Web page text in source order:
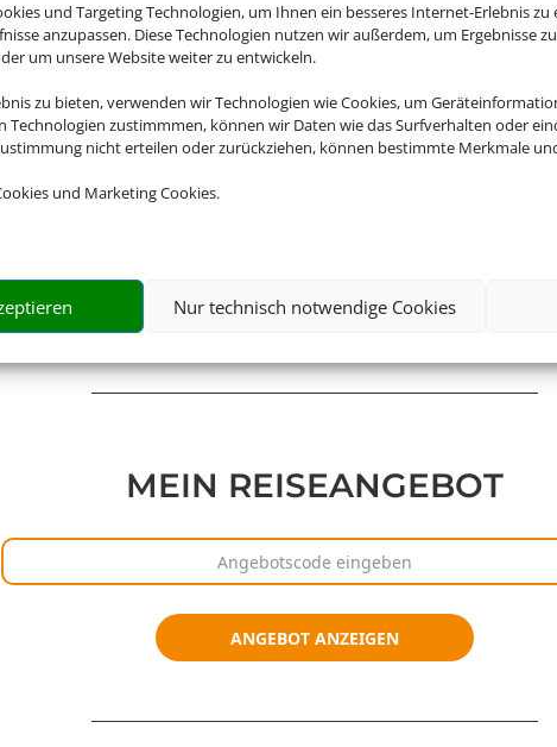
und Targeting Technologien, um Ihnen ein besseres Internet-Erlebnis
anzupassen. Diese Technologien nutzen wir außerdem, um Ergebnisse
um unsere Website weiter zu entwickeln.
zu bieten, verwenden wir Technologien wie Cookies, um
Technologien zustimmmen, können wir Daten wie das Surfverhalten oder
nicht erteilen oder zurückziehen, können bestimmte Merkmale
und Marketing Cookies.
Nur technisch notwendige Cookies
MEIN REISEANGEBOT
Angebotscode
ANGEBOT ANZEIGEN